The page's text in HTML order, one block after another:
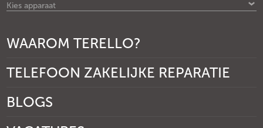
Kies apparaat
WAAROM TERELLO?
TELEFOON ZAKELIJKE REPARATIE
BLOGS